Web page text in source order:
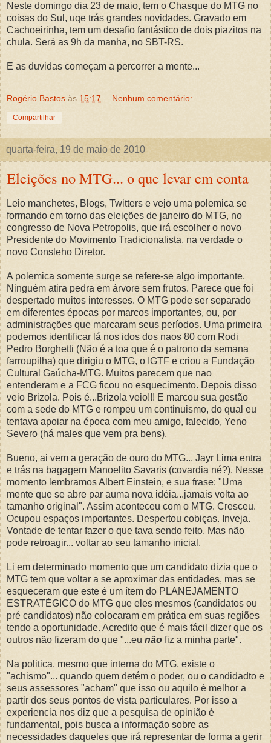
Neste domingo dia 23 de maio, tem o Chasque do MTG no
coisas do Sul, uqe trás grandes novidades. Gravado em
Cachoeirinha, tem um desafio fantástico de dois piazitos na
chula. Será as 9h da manha, no SBT-RS.
E as duvidas começam a percorrer a mente...
Rogério Bastos às 15:17 Nenhum comentário:
Compartilhar
quarta-feira, 19 de maio de 2010
Eleições no MTG... o que levar em conta
Leio manchetes, Blogs, Twitters e vejo uma polemica se
formando em torno das eleições de janeiro do MTG, no
congresso de Nova Petropolis, que irá escolher o novo
Presidente do Movimento Tradicionalista, na verdade o
novo Consleho Diretor.
A polemica somente surge se refere-se algo importante.
Ninguém atira pedra em árvore sem frutos. Parece que foi
despertado muitos interesses. O MTG pode ser separado
em diferentes épocas por marcos importantes, ou, por
administrações que marcaram seus períodos. Uma primeira
podemos identificar lá nos idos dos naos 80 com Rodi
Pedro Borghetti (Não é a toa que é o patrono da semana
farroupilha) que dirigiu o MTG, o IGTF e criou a Fundação
Cultural Gaúcha-MTG. Muitos parecem que nao
entenderam e a FCG ficou no esquecimento. Depois disso
veio Brizola. Pois é...Brizola veio!!! E marcou sua gestão
com a sede do MTG e rompeu um continuismo, do qual eu
tentava apoiar na época com meu amigo, falecido, Yeno
Severo (há males que vem pra bens).
Bueno, ai vem a geração de ouro do MTG... Jayr Lima entra
e trás na bagagem Manoelito Savaris (covardia né?). Nesse
momento lembramos Albert Einstein, e sua frase: "Uma
mente que se abre par auma nova idéia...jamais volta ao
tamanho original". Assim aconteceu com o MTG. Cresceu.
Ocupou espaços importantes. Despertou cobiças. Inveja.
Vontade de tentar fazer o que tava sendo feito. Mas não
pode retroagir... voltar ao seu tamanho inicial.
Li em determinado momento que um candidato dizia que o
MTG tem que voltar a se aproximar das entidades, mas se
esqueceram que este é um ítem do PLANEJAMENTO
ESTRATÉGICO do MTG que eles mesmos (candidatos ou
pré candidatos) não colocaram em prática em suas regiões
tendo a oportunidade. Acredito que é mais fácil dizer que os
outros não fizeram do que "...eu não fiz a minha parte".
Na politica, mesmo que interna do MTG, existe o
"achismo"... quando quem detém o poder, ou o candidadto e
seus assessores "acham" que isso ou aquilo é melhor a
partir dos seus pontos de vista particulares. Por isso a
experiencia nos diz que a pesquisa de opinião é
fundamental, pois busca a informação sobre as
necessidades daqueles que irá representar de forma a gerir